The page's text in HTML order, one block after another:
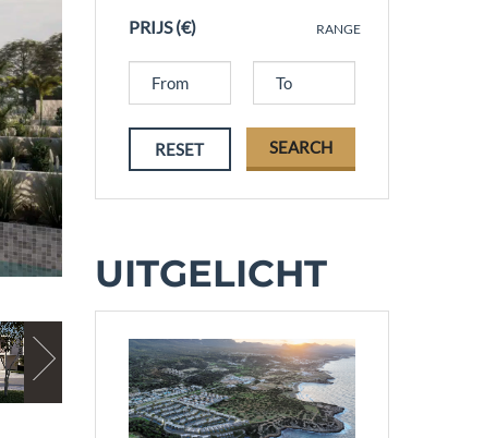
PRIJS (€) RANGE
RESET SEARCH
UITGELICHT